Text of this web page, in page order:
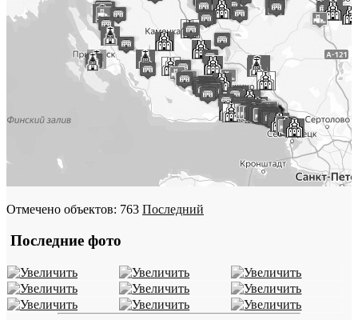
Отмечено объектов: 763 Последний
Последние фото